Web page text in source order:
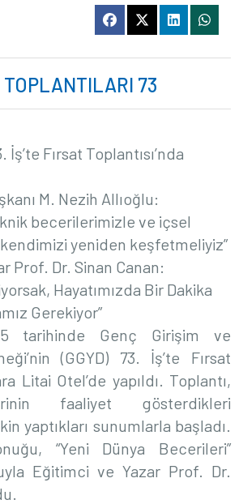
TOPLANTILARI 73
İş’te Fırsat Toplantısı’nda
M. Nezih Allıoğlu:
becerilerimizle ve içsel
yeniden keşfetmeliyiz”
Prof. Dr. Sinan Canan:
Hayatımızda Bir Dakika
Gerekiyor”
tarihinde Genç Girişim ve
(GGYD) 73. İş’te Fırsat
Litai Otel’de yapıldı. Toplantı,
faaliyet gösterdikleri
yaptıkları sunumlarla başladı.
“Yeni Dünya Becerileri”
Eğitimci ve Yazar Prof. Dr.